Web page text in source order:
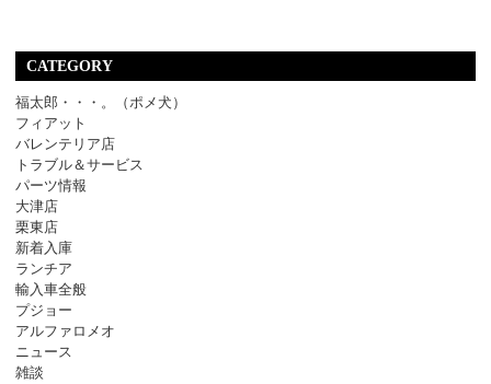
CATEGORY
福太郎・・・。（ポメ犬）
フィアット
バレンテリア店
トラブル＆サービス
パーツ情報
大津店
栗東店
新着入庫
ランチア
輸入車全般
プジョー
アルファロメオ
ニュース
雑談